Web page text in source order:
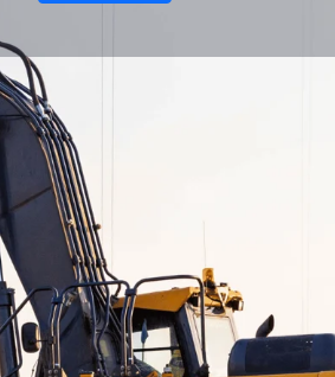
Pulszählung